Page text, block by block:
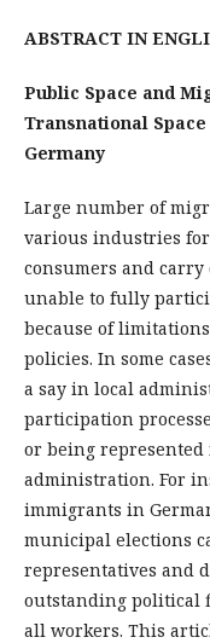
ABSTRACT IN
Public Space and
Transnational
Germany
Large number of
various industries for
consumers and
unable to fully
because of
policies. In some
a say in local
participation
or being
administration. For
immigrants in
municipal elections
representatives and
outstanding political
all workers. This